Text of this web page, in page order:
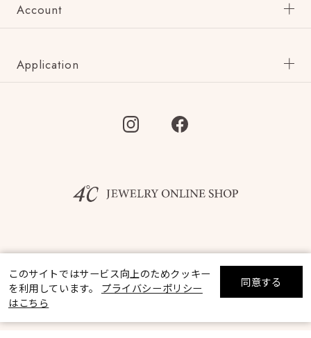
絞り込んで検索する
Account
Application
このサイトではサービス向上のためクッキー
を利用しています。 プライバシーポリシー
はこちら
同意する